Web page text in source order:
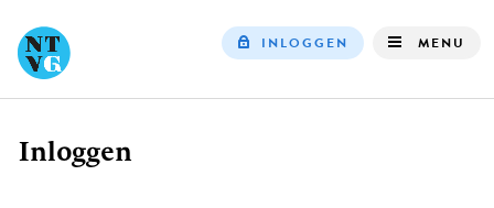
INLOGGEN MENU
Kruimelpad
Inloggen